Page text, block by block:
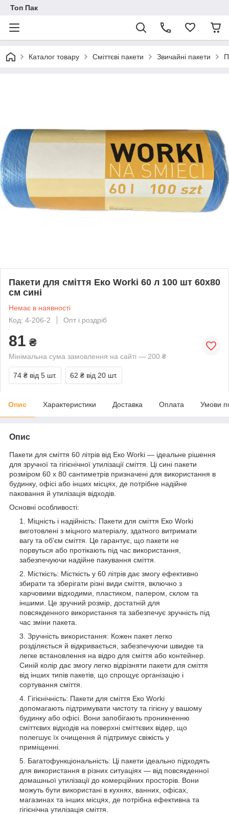
Топ Пак
Каталог товару Сміттєві пакети Звичайні пакети
Пакети для сміття Еко Worki 60 л 100 шт 60х80
см сині
Немає в наявності
Код: 4-206-2
Опт і роздріб
81 ₴
Мінімальна сума замовлення на сайті — 200 ₴
74 ₴ від 5 шт. 62 ₴ від 20 шт.
Опис Характеристики Доставка Оплата Умови
Опис
Пакети для сміття 60 літрів від Еко Worki — ідеальне рішення
для зручної та гігієнічної утилізації сміття. Ці сині пакети
розміром 60 x 80 сантиметрів призначені для використання в
будинку, офісі або інших місцях, де потрібне надійне
паковання й утилізація відходів.
Основні особливості:
Міцність і надійність: Пакети для сміття Еко Worki
виготовлені з міцного матеріалу, здатного витримати
вагу та об'єм сміття. Це гарантує, що пакети не
порвуться або протікають під час використання,
забезпечуючи надійне пакування сміття.
Місткість: Місткість у 60 літрів дає змогу ефективно
збирати та зберігати різні види сміття, включно з
харчовими відходими, пластиком, папером, склом та
іншими. Це зручний розмір, достатній для
повсякденного використання та забезпечує зручність під
час зміни пакета.
Зручність використання: Кожен пакет легко
розділяється й відкривається, забезпечуючи швидке та
легке встановлення на відро для сміття або контейнер.
Синій колір дає змогу легко відрізняти пакети для сміття
від інших типів пакетів, що спрощує організацію і
сортування сміття.
Гігієнічність: Пакети для сміття Еко Worki
допомагають підтримувати чистоту та гігієну у вашому
будинку або офісі. Вони запобігають проникненню
сміттєвих відходів на поверхні сміттєвих відер, що
полегшує їх очищення й підтримує свіжість у
приміщенні.
Багатофункціональність: Ці пакети ідеально підходять
для використання в різних ситуаціях — від повсякденної
домашньої утилізації до комерційних просторів. Вони
можуть бути використані в кухнях, ванних, офісах,
магазинах та інших місцях, де потрібна ефективна та
гігієнічна утилізація сміття.